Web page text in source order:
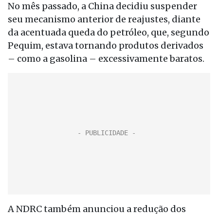
No mês passado, a China decidiu suspender
seu mecanismo anterior de reajustes, diante
da acentuada queda do petróleo, que, segundo
Pequim, estava tornando produtos derivados
– como a gasolina – excessivamente baratos.
A NDRC também anunciou a redução dos